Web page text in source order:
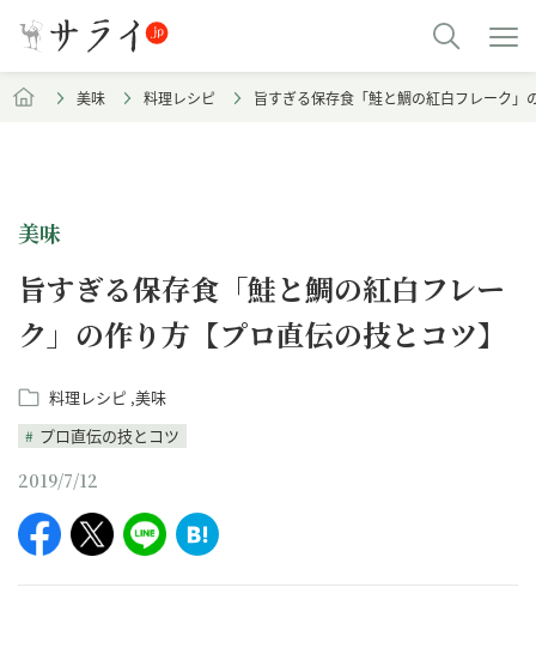
美味 料理レシピ 旨すぎる保存食「鮭と鯛の紅白フレーク」
美味
旨すぎる保存食「鮭と鯛の紅白フレー
ク」の作り方【プロ直伝の技とコツ】
料理レシピ 美味
プロ直伝の技とコツ
2019/7/12